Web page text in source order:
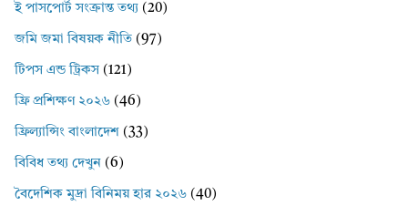
ই পাসপোর্ট সংক্রান্ত তথ্য (20)
জমি জমা বিষয়ক নীতি (97)
টিপস এন্ড ট্রিকস (121)
ফ্রি প্রশিক্ষণ ২০২৬ (46)
ফ্রিল্যান্সিং বাংলাদেশ (33)
বিবিধ তথ্য দেখুন (6)
বৈদেশিক মুদ্রা বিনিময় হার ২০২৬ (40)